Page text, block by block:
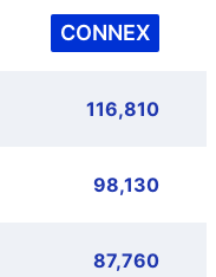
CONNEX
116,810
98,130
87,760